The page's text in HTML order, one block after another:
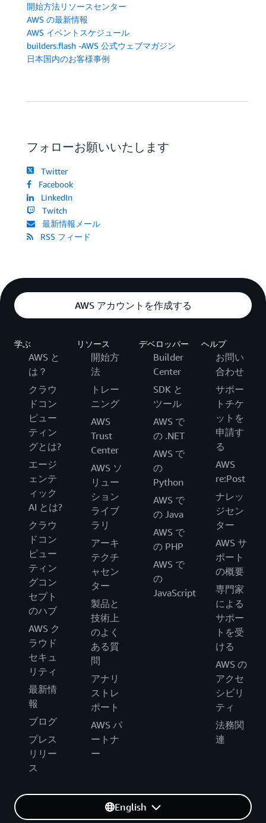
開始方法リソースセンター
AWS の最新情報
AWS イベントスケジュール
builders.flash -AWS 公式ウェブマガジン
日本国内のお客様事例
フォローお願いいたします
Twitter
Facebook
LinkedIn
Twitch
最新情報メール
RSS フィード
AWS アカウントを作成する
学ぶ
AWS と
は？
クラウ
ドコン
ピュー
ティン
グとは?
エージ
ェンテ
ィック
AI とは?
クラウ
ドコン
ピュー
ティン
グコン
セプト
のハブ
AWS ク
ラウド
セキュ
リティ
最新情
報
ブログ
プレス
リリー
ス
リソース
開始方
法
トレー
ニング
AWS
Trust
Center
AWS ソ
リュー
ション
ライブ
ラリ
アーキ
テクチ
ャセン
ター
製品と
技術上
のよく
ある質
問
アナリ
ストレ
ポート
AWS パ
ートナ
ー
デベロッパー
Builder
Center
SDK と
ツール
AWS で
の .NET
AWS で
の
Python
AWS で
の Java
AWS で
の PHP
AWS で
の
JavaScript
ヘルプ
お問い
合わせ
サポー
トチケ
ットを
申請す
る
AWS
re:Post
ナレッ
ジセン
ター
AWS サ
ポート
の概要
専門家
による
サポー
トを受
ける
AWS の
アクセ
シビリ
ティ
法務関
連
English